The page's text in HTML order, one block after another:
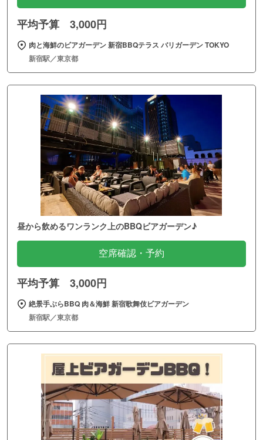
平均予算 3,000円
肉と海鮮のビアガーデン 新宿BBQテラス バリガーデン TOKYO
新宿駅／東京都
昼から飲めるワンランク上のBBQビアガーデン♪
空席確認・予約
平均予算 3,000円
絶景手ぶらBBQ 肉＆海鮮 新宿歌舞伎ビアガーデン
新宿駅／東京都